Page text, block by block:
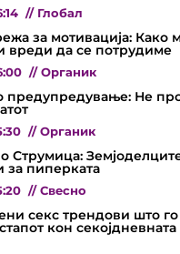
// Глобал
за мотивација: Како
вреди да се потрудиме
// Органик
предупредување: Не
// Органик
Струмица:
за пиперката
// Свесно
секс трендови што го
кон секојдневната